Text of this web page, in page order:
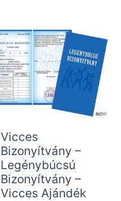
Vicces
Bizonyítvány –
Legénybúcsú
Bizonyítvány –
Vicces Ajándék